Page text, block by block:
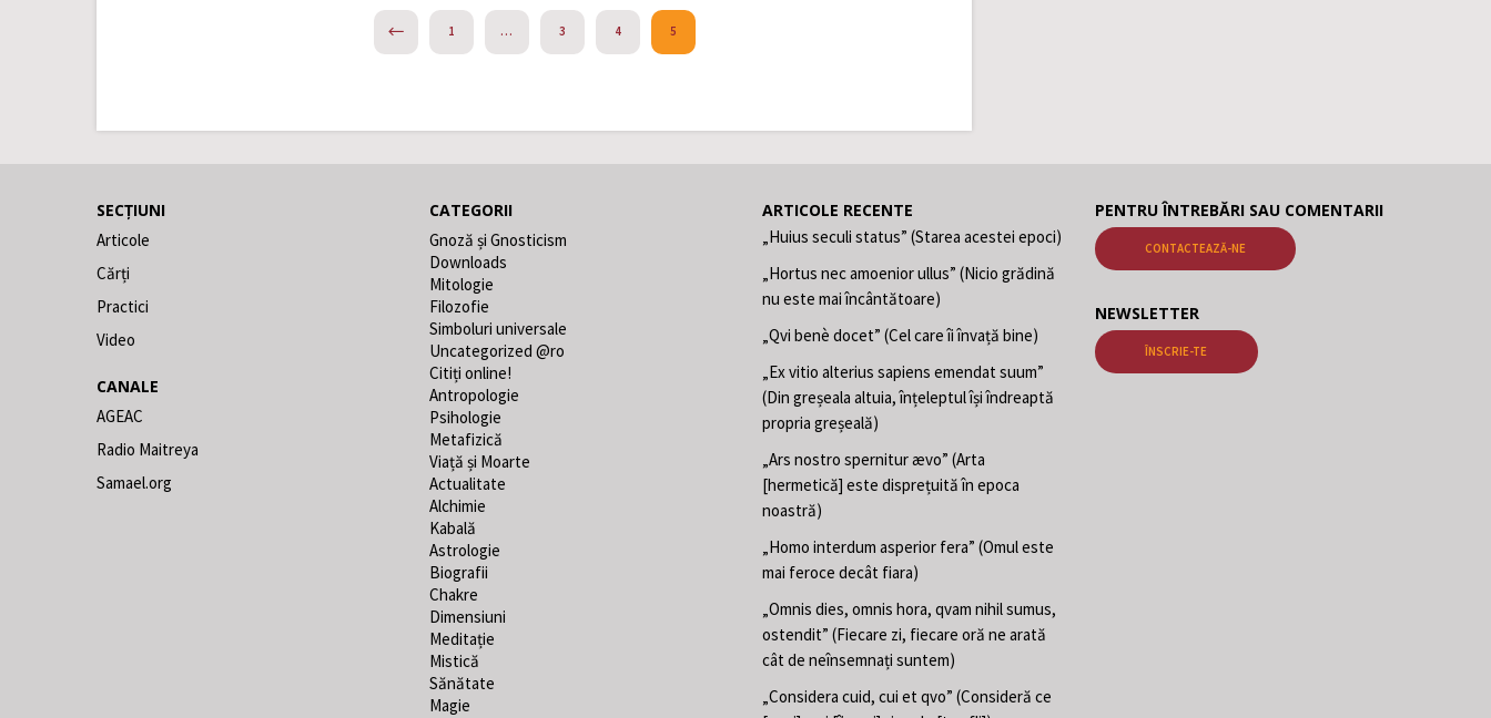
PREVIOUS1 … 3 4 5
SECȚIUNI
Articole
Cărți
Practici
Video
CANALE
AGEAC
Radio Maitreya
Samael.org
CATEGORII
Gnoză și Gnosticism
Downloads
Mitologie
Filozofie
Simboluri universale
Uncategorized @ro
Citiți online!
Antropologie
Psihologie
Metafizică
Viață și Moarte
Actualitate
Alchimie
Kabală
Astrologie
Biografii
Chakre
Dimensiuni
Meditație
Mistică
Sănătate
Magie
ARTICOLE RECENTE
„Huius seculi status” (Starea acestei epoci)
„Hortus nec amoenior ullus” (Nicio grădină
nu este mai încântătoare)
„Qvi benè docet” (Cel care îi învață bine)
„Ex vitio alterius sapiens emendat suum”
(Din greșeala altuia, înțeleptul își îndreaptă
propria greșeală)
„Ars nostro spernitur ævo” (Arta
[hermetică] este disprețuită în epoca
noastră)
„Homo interdum asperior fera” (Omul este
mai feroce decât fiara)
„Omnis dies, omnis hora, qvam nihil sumus,
ostendit” (Fiecare zi, fiecare oră ne arată
cât de neînsemnați suntem)
„Considera cuid, cui et qvo” (Consideră ce
PENTRU ÎNTREBĂRI SAU COMENTARII
CONTACTEAZĂ-NE
NEWSLETTER
ÎNSCRIE-TE